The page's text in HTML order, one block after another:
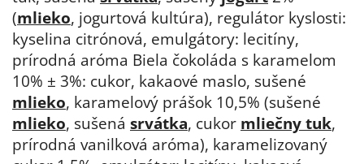
(mlieko, jogurtová kultúra), regulátor kyslosti:
kyselina citrónová, emulgátory: lecitíny,
prírodná aróma Biela čokoláda s karamelom
10% ± 3%: cukor, kakaové maslo, sušené
mlieko, karamelový prášok 10,5% (sušené
mlieko, sušená srvátka, cukor mliečny tuk,
prírodná vanilková aróma), karamelizovaný